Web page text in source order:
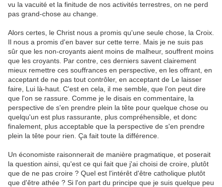
vu la vacuité et la finitude de nos activités terrestres, on ne perd
pas grand-chose au change.
Alors certes, le Christ nous a promis qu'une seule chose, la Croix.
Il nous a promis d'en baver sur cette terre. Mais je ne suis pas
sûr que les non-croyants aient moins de malheur, souffrent moins
que les croyants. Par contre, ces derniers savent clairement
mieux remettre ces souffrances en perspective, en les offrant, en
acceptant de ne pas tout contrôler, en acceptant de Le laisser
faire, Lui là-haut. C'est en cela, il me semble, que l'on peut dire
que l'on se rassure. Comme je le disais en commentaire, la
perspective de s'en prendre plein la tête pour quelque chose ou
quelqu'un est plus rassurante, plus compréhensible, et donc
finalement, plus acceptable que la perspective de s'en prendre
plein la tête pour rien. Ça fait toute la différence.
Un économiste raisonnerait de manière pragmatique, et poserait
la question ainsi, qu'est ce qui fait que j'ai choisi de croire, plutôt
que de ne pas croire ? Quel est l'intérêt d'être catholique plutôt
que d'être athée ? Si l'on part du principe que je suis quelque peu